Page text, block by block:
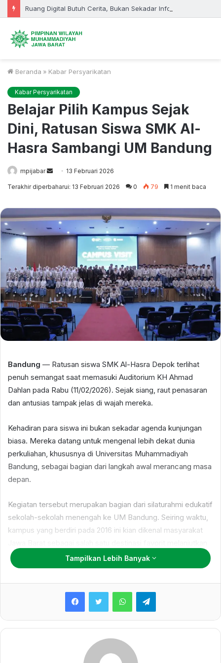
Ruang Digital Butuh Cerita, Bukan Sekadar Informasi
Beranda » Kabar Persyarikatan
Kabar Persyarikatan
Belajar Pilih Kampus Sejak
Dini, Ratusan Siswa SMK Al-
Hasra Sambangi UM Bandung
mpijabar
Send13 Februari 2026
Terakhir diperbaharui: 13 Februari 2026 0 79 1 menit baca
Bandung — Ratusan siswa SMK Al-Hasra Depok terlihat
penuh semangat saat memasuki Auditorium KH Ahmad
Dahlan pada Rabu (11/02/2026). Sejak siang, raut penasaran
dan antusias tampak jelas di wajah mereka.
Kehadiran para siswa ini bukan sekadar agenda kunjungan
biasa. Mereka datang untuk mengenal lebih dekat dunia
perkuliahan, khususnya di Universitas Muhammadiyah
Bandung, sebagai bagian dari langkah awal merancang masa
depan.
Kegiatan tersebut merupakan bagian dari silaturahmi edukatif
sekolah-sekolah menengah ke UM Bandung. Seiring waktu,
kampus yang berdiri pada 2016 ini kian dikenal masyarakat
pendidikan tinggi.
Suasana auditorium terasa hangat ketika Wakil Rektor III UM
Bandung, Zamah Sari, menyampaikan sambutan. Ia tidak
hanya memperkenalkan kampus, tetapi juga memberikan
motivasi agar para siswa mulai serius mempertimbangkan
Menurutnya, memilih kampus harus dilakukan dengan
Tampilkan Lebih Banyak
WhatsAppTelegram